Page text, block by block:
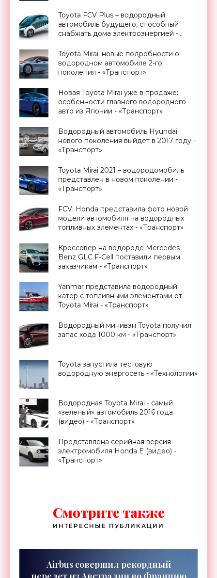
Toyota FCV Plus – водородный
автомобиль будущего, способный
снабжать дома электроэнергией -
Toyota Mirai: новые подробности о
водородном автомобиле 2-го
поколения - «Транспорт»
Новая Toyota Mirai уже в продаже:
особенности главного водородного
авто из Японии - «Транспорт»
Водородный автомобиль Hyundai
нового поколения выйдет в 2017 году -
«Транспорт»
Toyota Mirai 2021 – водородомобиль
представлен в новом поколении -
«Транспорт»
FCV: Honda представила фото новой
модели автомобиля на водородных
топливных элементах - «Транспорт»
Кроссовер на водороде Mercedes-
Benz GLC F-Cell поставили первым
заказчикам - «Транспорт»
Yanmar представила водородный
катер с топливными элементами от
Toyota Mirai - «Транспорт»
Водородный минивэн Toyota получил
запас хода 1000 км - «Транспорт»
Toyota запустила тестовую
водородную энергосеть - «Технологии»
Водородная Toyota Mirai - самый
«зеленый» автомобиль 2016 года
(видео) - «Транспорт»
Представлена серийная версия
электромобиля Honda E (видео) -
«Транспорт»
Смотрите также
ИНТЕРЕСНЫЕ ПУБЛИКАЦИИ
Airbus совершил рекордный